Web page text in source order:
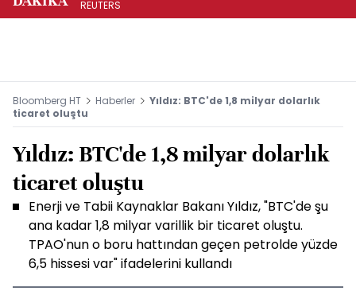
REUTERS
Bloomberg HT Haberler
Yıldız: BTC'de 1,8 milyar dolarlık
ticaret oluştu
Yıldız: BTC'de 1,8 milyar dolarlık
ticaret oluştu
Enerji ve Tabii Kaynaklar Bakanı Yıldız, "BTC'de şu
ana kadar 1,8 milyar varillik bir ticaret oluştu.
TPAO'nun o boru hattından geçen petrolde yüzde
6,5 hissesi var" ifadelerini kullandı